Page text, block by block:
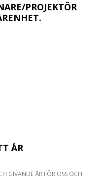
PROJEKTÖR
ÅR
GIVANDE ÅR FÖR OSS OCH